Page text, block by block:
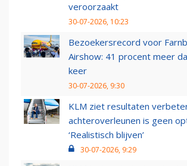
veroorzaakt
30-07-2026, 10:23
Bezoekersrecord voor
Airshow: 41 procent meer
keer
30-07-2026, 9:30
KLM ziet resultaten
achteroverleunen is geen
‘Realistisch blijven’
30-07-2026, 9:29